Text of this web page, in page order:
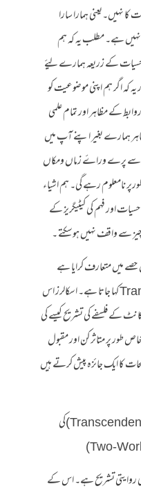
نہیں۔یعنی ہمارا سارا
ہے۔ مطلب یہ کہ ہم
حسیات کے زریعہ ہمارے لیۓ
کہ اگر ہم اپنی موضوعیت کو
کے مظاہر اور تمام علمی
ہمارے بغیر اپنے آپ میں
سے پرے وراۓ زماں ومکاں
نامعلوم رہے گی۔ ہم اشیاء
اور فہم کی کیٹیگریز کے
سے واقف نہیں ہوسکتے ۔
میں متعارف کرایا ہے
جسے Transcendental Aesthetic کہا جاتا ہے۔ اسکالرز اس
کے فلسفے کی تشریح کیسے کی
طور پر متاثر کن اور مقبول
کا ایک جائزہ پیش کرتے ہیں
١۔ماورائی تصوریت (Transcendental Idealism)کی
کی روایتی تشریح ہے۔ اس کے